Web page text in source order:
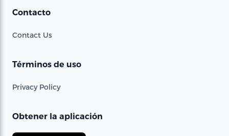
Contacto
Contact Us
Términos de uso
Privacy Policy
Obtener la aplicación